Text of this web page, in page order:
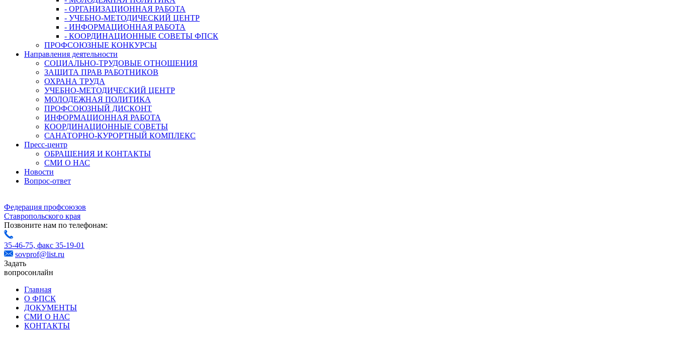
- ОРГАНИЗАЦИОННАЯ РАБОТА
- УЧЕБНО-МЕТОДИЧЕСКИЙ ЦЕНТР
- ИНФОРМАЦИОННАЯ РАБОТА
- КООРДИНАЦИОННЫЕ СОВЕТЫ ФПСК
ПРОФСОЮЗНЫЕ КОНКУРСЫ
Направления деятельности
СОЦИАЛЬНО-ТРУДОВЫЕ ОТНОШЕНИЯ
ЗАЩИТА ПРАВ РАБОТНИКОВ
ОХРАНА ТРУДА
УЧЕБНО-МЕТОДИЧЕСКИЙ ЦЕНТР
МОЛОДЕЖНАЯ ПОЛИТИКА
ПРОФСОЮЗНЫЙ ДИСКОНТ
ИНФОРМАЦИОННАЯ РАБОТА
КООРДИНАЦИОННЫЕ СОВЕТЫ
САНАТОРНО-КУРОРТНЫЙ КОМПЛЕКС
Пресс-центр
ОБРАЩЕНИЯ И КОНТАКТЫ
СМИ О НАС
Новости
Вопрос-ответ
Федерация профсоюзов
Ставропольского края
Позвоните нам по телефонам:
35-46-75, факс 35-19-01
sovprof@list.ru
Задать
вопросонлайн
Главная
О ФПСК
ДОКУМЕНТЫ
СМИ О НАС
КОНТАКТЫ